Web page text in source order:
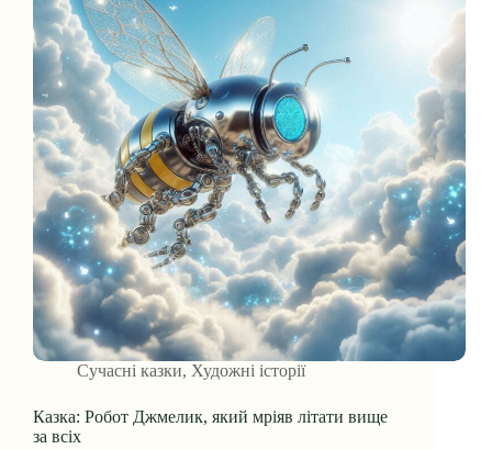
Сучасні казки, Художні історії
Казка: Робот Джмелик, який мріяв літати вище
за всіх